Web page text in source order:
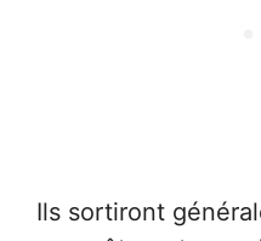
Ils sortiront